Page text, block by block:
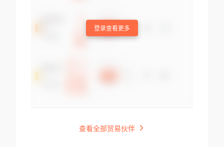
登录查看更多
查看全部贸易伙伴